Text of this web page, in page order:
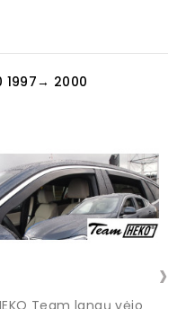
1997→ 2000
›